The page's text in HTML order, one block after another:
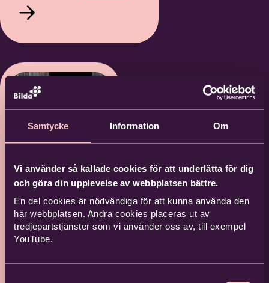
Samtycke Information Om
Vi använder så kallade cookies för att underlätta för dig
och göra din upplevelse av webbplatsen bättre.
En del cookies är nödvändiga för att kunna använda den
här webbplatsen. Andra cookies placeras ut av
tredjepartstjänster som vi använder oss av, till exempel
YouTube.
Farsta
Folk
Fest –
Mats
Berglund